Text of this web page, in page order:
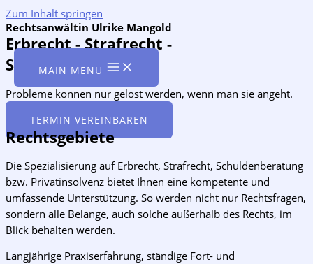
Zum Inhalt springen
MAIN MENU
Rechtsanwältin Ulrike Mangold
Erbrecht - Strafrecht -
Schuldnerberatung
Probleme können nur gelöst werden, wenn man sie angeht.
TERMIN VEREINBAREN
Rechtsgebiete
Die Spezialisierung auf Erbrecht, Strafrecht, Schuldenberatung
bzw. Privatinsolvenz bietet Ihnen eine kompetente und
umfassende Unterstützung. So werden nicht nur Rechtsfragen,
sondern alle Belange, auch solche außerhalb des Rechts, im
Blick behalten werden.
Langjährige Praxiserfahrung, ständige Fort- und